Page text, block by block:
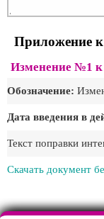
Приложение
Изменение №1
Обозначение:
Дата введения в
Текст поправки
Скачать документ